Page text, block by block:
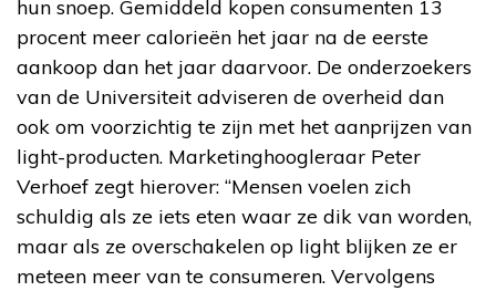
hun snoep. Gemiddeld kopen consumenten 13
procent meer calorieën het jaar na de eerste
aankoop dan het jaar daarvoor. De onderzoekers
van de Universiteit adviseren de overheid dan
ook om voorzichtig te zijn met het aanprijzen van
light-producten. Marketinghoogleraar Peter
Verhoef zegt hierover: “Mensen voelen zich
schuldig als ze iets eten waar ze dik van worden,
maar als ze overschakelen op light blijken ze er
meteen meer van te consumeren. Vervolgens